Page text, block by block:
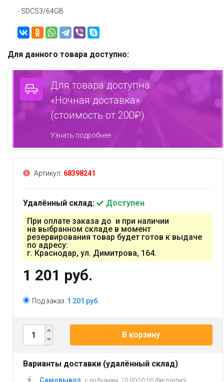
- SDCS3/64GB
Для данного товара доступно:
Для товара доступна
«Ночная доставка»
(стоимость от 200₽).
Узнать подробнее.
Артикул: 68398241
Удалённый склад:
Доступен
При оплате заказа до и при наличии
на выбранном складе в момент
резервирования товар будет готов к выдаче
по адресу:
г. Краснодар, ул. Димитрова, 164.
1 201 руб.
Под заказ 1 201 руб.
В корзину
Варианты доставки (удалённый склад)
Самовывоз с по будням, 10:00-20:00 (бесплатно)